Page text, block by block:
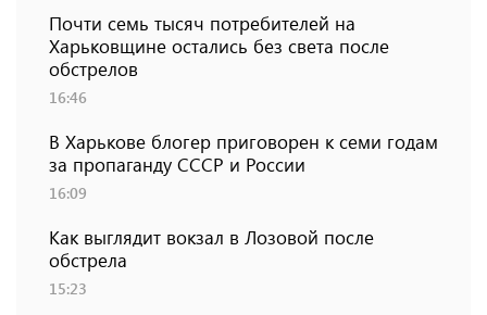
Почти семь тысяч потребителей на
Харьковщине остались без света после
обстрелов
16:46
В Харькове блогер приговорен к семи годам
за пропаганду СССР и России
16:09
Как выглядит вокзал в Лозовой после
обстрела
15:23